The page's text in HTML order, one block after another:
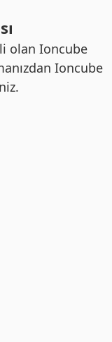
olan Ioncube
Ioncube